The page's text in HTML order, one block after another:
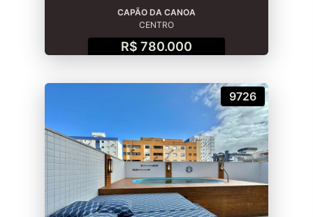
CAPÃO DA CANOA
CENTRO
R$ 780.000
9726